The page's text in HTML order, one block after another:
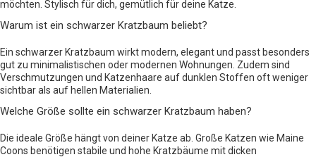
möchten. Stylisch für dich, gemütlich für deine Katze.
Warum ist ein schwarzer Kratzbaum beliebt?
Ein schwarzer Kratzbaum wirkt modern, elegant und passt besonders
gut zu minimalistischen oder modernen Wohnungen. Zudem sind
Verschmutzungen und Katzenhaare auf dunklen Stoffen oft weniger
sichtbar als auf hellen Materialien.
Welche Größe sollte ein schwarzer Kratzbaum haben?
Die ideale Größe hängt von deiner Katze ab. Große Katzen wie Maine
Coons benötigen stabile und hohe Kratzbäume mit dicken